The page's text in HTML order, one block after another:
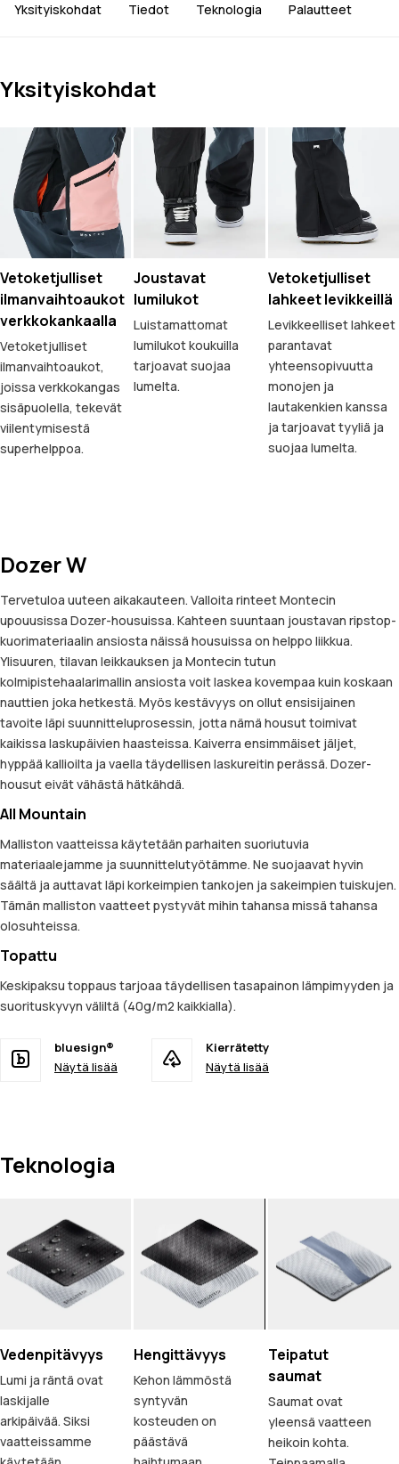
Yksityiskohdat Tiedot Teknologia Palautteet
Yksityiskohdat
Vetoketjulliset
ilmanvaihtoaukot
verkkokankaalla
Vetoketjulliset
ilmanvaihtoaukot,
joissa verkkokangas
sisäpuolella, tekevät
viilentymisestä
superhelppoa.
Joustavat
lumilukot
Luistamattomat
lumilukot koukuilla
tarjoavat suojaa
lumelta.
Vetoketjulliset
lahkeet levikkeillä
Levikkeelliset lahkeet
parantavat
yhteensopivuutta
monojen ja
lautakenkien kanssa
ja tarjoavat tyyliä ja
suojaa lumelta.
Dozer W
Tervetuloa uuteen aikakauteen. Valloita rinteet Montecin
upouusissa Dozer-housuissa. Kahteen suuntaan joustavan ripstop-
kuorimateriaalin ansiosta näissä housuissa on helppo liikkua.
Ylisuuren, tilavan leikkauksen ja Montecin tutun
kolmipistehaalarimallin ansiosta voit laskea kovempaa kuin koskaan
nauttien joka hetkestä. Myös kestävyys on ollut ensisijainen
tavoite läpi suunnitteluprosessin, jotta nämä housut toimivat
kaikissa laskupäivien haasteissa. Kaiverra ensimmäiset jäljet,
hyppää kallioilta ja vaella täydellisen laskureitin perässä. Dozer-
housut eivät vähästä hätkähdä.
All Mountain
Malliston vaatteissa käytetään parhaiten suoriutuvia
materiaalejamme ja suunnittelutyötämme. Ne suojaavat hyvin
säältä ja auttavat läpi korkeimpien tankojen ja sakeimpien tuiskujen.
Tämän malliston vaatteet pystyvät mihin tahansa missä tahansa
olosuhteissa.
Topattu
Keskipaksu toppaus tarjoaa täydellisen tasapainon lämpimyyden ja
suorituskyvyn väliltä (40g/m2 kaikkialla).
bluesign®
Näytä lisää
Kierrätetty
Näytä lisää
Teknologia
Vedenpitävyys
Lumi ja räntä ovat
laskijalle
arkipäivää. Siksi
vaatteissamme
Hengittävyys
Kehon lämmöstä
syntyvän
kosteuden on
päästävä
Teipatut
saumat
Saumat ovat
yleensä vaatteen
heikoin kohta.